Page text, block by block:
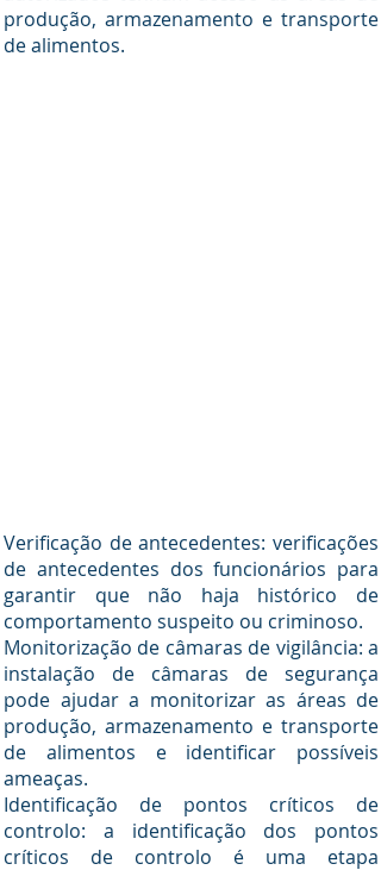
produção, armazenamento e transporte
de alimentos.
Verificação de antecedentes: verificações
de antecedentes dos funcionários para
garantir que não haja histórico de
comportamento suspeito ou criminoso.
Monitorização de câmaras de vigilância: a
instalação de câmaras de segurança
pode ajudar a monitorizar as áreas de
produção, armazenamento e transporte
de alimentos e identificar possíveis
ameaças.
Identificação de pontos críticos de
controlo: a identificação dos pontos
críticos de controlo é uma etapa